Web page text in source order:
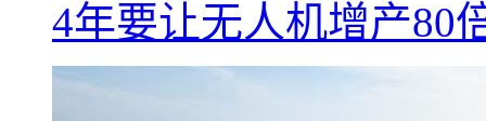
4年要让无人机增产80